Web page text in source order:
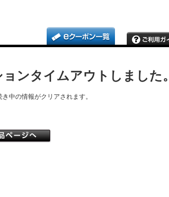
ンタイムアウトしました。
中の情報がクリアされます。